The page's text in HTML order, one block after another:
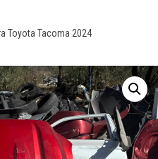
Toyota Tacoma 2024